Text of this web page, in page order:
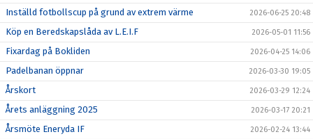
BILDGALLERI
DOKUMENT
PROJEKT BOKLIDEN
Inställd fotbollscup på grund av extrem värme 2026-06-25 20:48
Köp en Beredskapslåda av L.E.I.F 2026-05-01 11:56
Fixardag på Bokliden 2026-04-25 14:06
Padelbanan öppnar 2026-03-30 19:05
Årskort 2026-03-29 12:24
Årets anläggning 2025 2026-03-17 20:21
Årsmöte Eneryda IF 2026-02-24 13:44